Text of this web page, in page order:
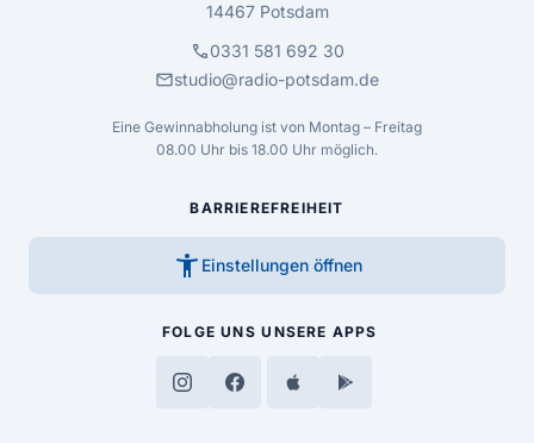
14467 Potsdam
call0331 581 692 30
mailstudio@radio-potsdam.de
Eine Gewinnabholung ist von Montag – Freitag
08.00 Uhr bis 18.00 Uhr möglich.
BARRIEREFREIHEIT
accessibility_new Einstellungen öffnen
FOLGE UNS UNSERE APPS